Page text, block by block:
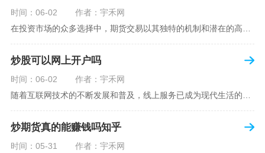
时间：06-02
作者：宇禾网
炒股可以网上开户吗
时间：06-02
作者：宇禾网
炒期货真的能赚钱吗知乎
时间：05-31
作者：宇禾网